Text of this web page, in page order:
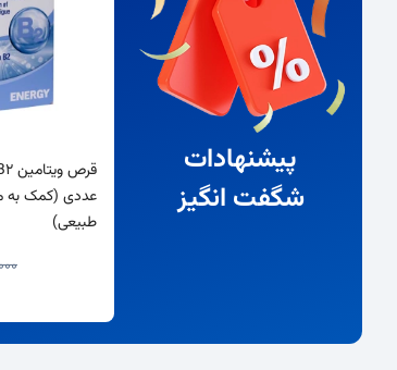
پیشنهادات
شگفت انگیز
عددی (کمک به
طبیعی)